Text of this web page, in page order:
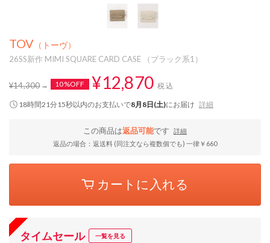
TOV （トーヴ）
26SS新作 MIMI SQUARE CARD CASE （ブラック系1）
¥14,300 10%OFF ¥12,870 税込
18時間21分15秒以内のお支払いで8月8日(土)にお届け 詳細
この商品は返品可能です
詳細
返品の場合：返送料 (同注文なら複数個でも) 一律￥660
カートに入れる
タイムセール 一覧を見る